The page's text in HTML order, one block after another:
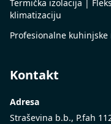
Termička izolacija |
klimatizaciju
Profesionalne
Kontakt
Adresa
Straševina b.b., P.fah